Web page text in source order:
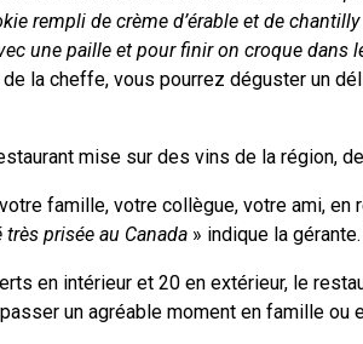
rempli de crème d’érable et de
une paille et pour finir on croque dans
de la cheffe, vous pourrez déguster un
mise sur des vins de la région,
famille, votre collègue, votre ami, en
prisée au Canada » indique la
en intérieur et 20 en extérieur, le
un agréable moment en famille ou